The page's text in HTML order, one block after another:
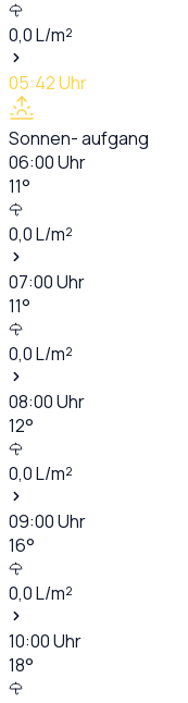
0,0L/m²
05:42Uhr
Sonnen- aufgang
06:00Uhr
11°
0,0L/m²
07:00Uhr
11°
0,0L/m²
08:00Uhr
12°
0,0L/m²
09:00Uhr
16°
0,0L/m²
10:00Uhr
18°